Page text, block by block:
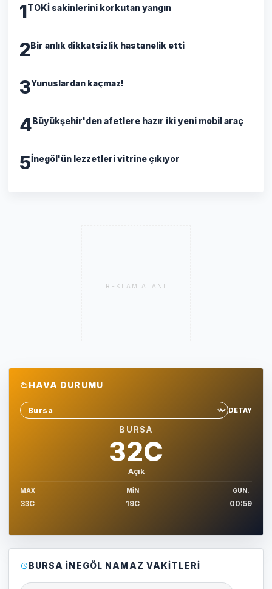
1TOKİ sakinlerini korkutan yangın
2Bir anlık dikkatsizlik hastanelik etti
3Yunuslardan kaçmaz!
4Büyükşehir'den afetlere hazır iki yeni mobil araç
5İnegöl'ün lezzetleri vitrine çıkıyor
REKLAM ALANI
HAVA DURUMU
Sehir sec
DETAY
BURSA
32C
Açık
MAX
33C
MIN
19C
GUN.
00:59
BURSA İNEGÖL NAMAZ VAKITLERI